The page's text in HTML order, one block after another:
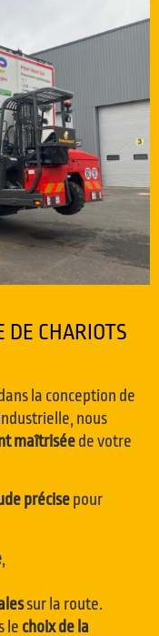
DE CHARIOTS
la conception de
nous
maîtrisée de votre
précisepour
sur la route.
le choix de la